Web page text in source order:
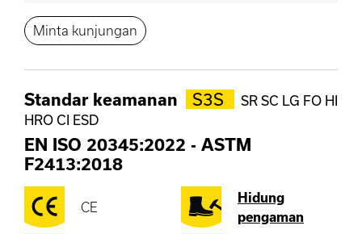
Minta kunjungan
Standar keamanan S3S
SR SC LG FO HI
HRO CI ESD
EN ISO 20345:2022 - ASTM
F2413:2018
CE
Hidung
pengaman